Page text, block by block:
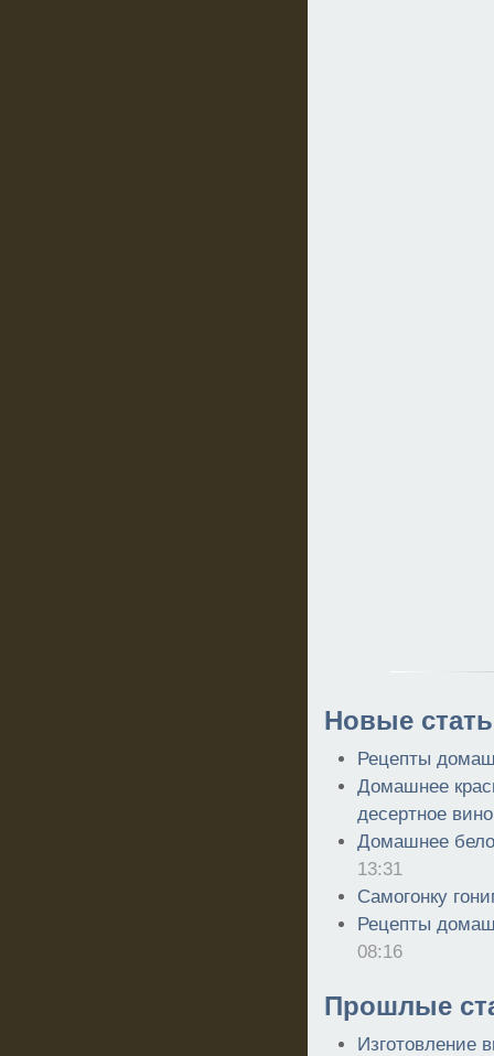
Новые
Рецепты
Домашнее
десертное
Домашнее
13:31
Самогонку
Рецепты
08:16
Прошлые
Изготовление